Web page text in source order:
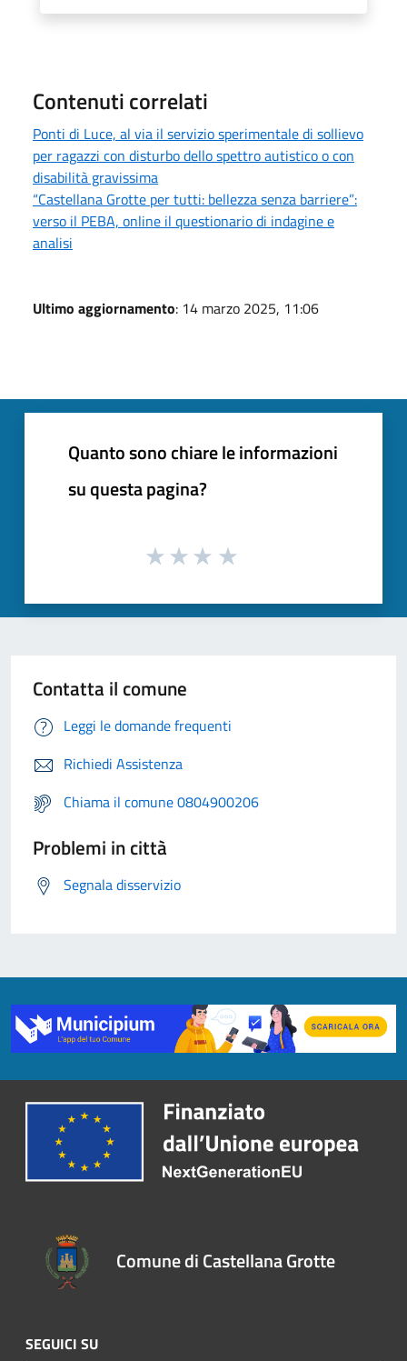
Contenuti correlati
Ponti di Luce, al via il servizio sperimentale di sollievo
per ragazzi con disturbo dello spettro autistico o con
disabilità gravissima
“Castellana Grotte per tutti: bellezza senza barriere”:
verso il PEBA, online il questionario di indagine e
analisi
Ultimo aggiornamento: 14 marzo 2025, 11:06
Quanto sono chiare le informazioni
su questa pagina?
Contatta il comune
Leggi le domande frequenti
Richiedi Assistenza
Chiama il comune 0804900206
Problemi in città
Segnala disservizio
Comune di Castellana Grotte
SEGUICI SU